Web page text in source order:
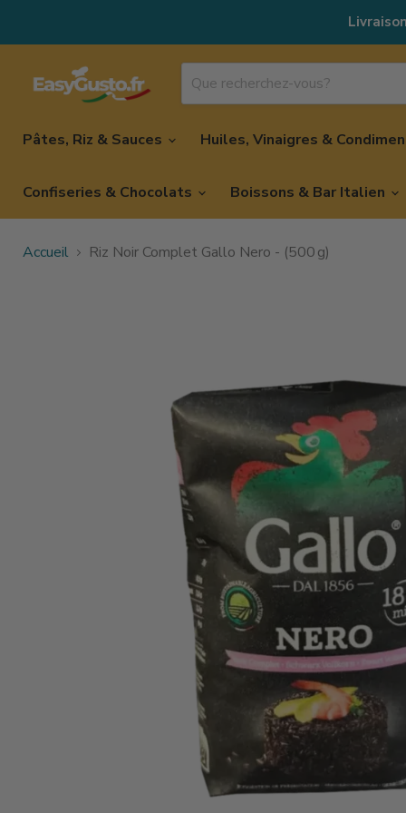
Pâtes, Riz & Sauces Huiles, Vinaigres &
Confiseries & Chocolats Boissons & Bar Italien
Accueil Riz Noir Complet Gallo Nero - (500 g)